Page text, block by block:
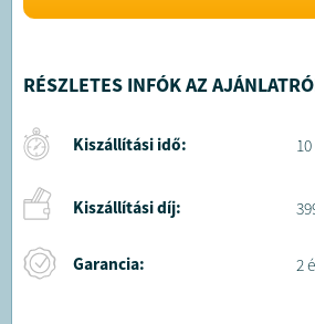
RÉSZLETES INFÓK AZ
Kiszállítási idő:
Kiszállítási díj:
Garancia: 2